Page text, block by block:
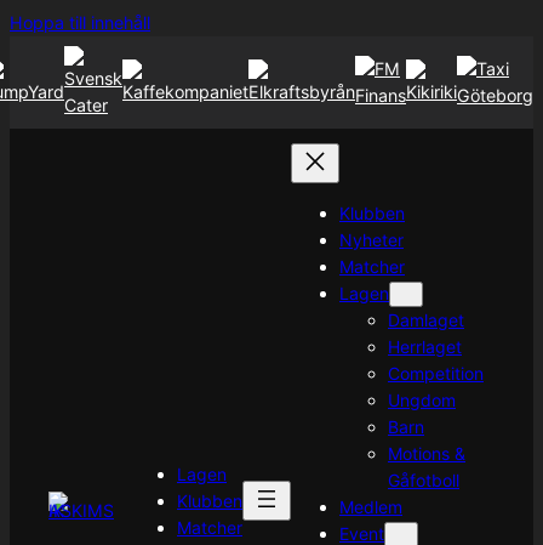
Hoppa till innehållHoppa
Lagen
Klubben
Matcher
Klubben
Nyheter
Matcher
Lagen
Damlaget
Herrlaget
Competition
Ungdom
Barn
Motions &
Gåfotboll
Medlem
Event